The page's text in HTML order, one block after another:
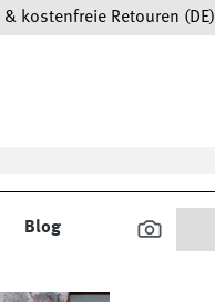
kostenfreie Retouren (DE)
Blog